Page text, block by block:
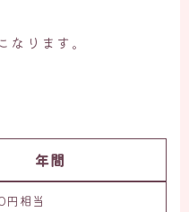
ります。
年間
相当